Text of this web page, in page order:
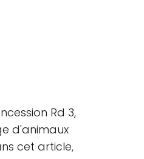
Rd 3,
d'animaux
cet article,